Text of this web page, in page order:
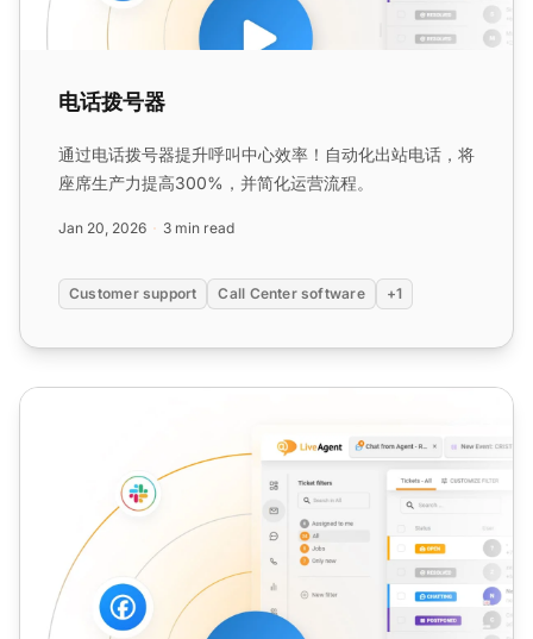
电话拨号器
通过电话拨号器提升呼叫中心效率！自动化出站电话，将
座席生产力提高300%，并简化运营流程。
Jan 20, 2026 3 min read
Customer support Call Center software +1
渐进式拨号器